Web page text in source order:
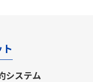
システム